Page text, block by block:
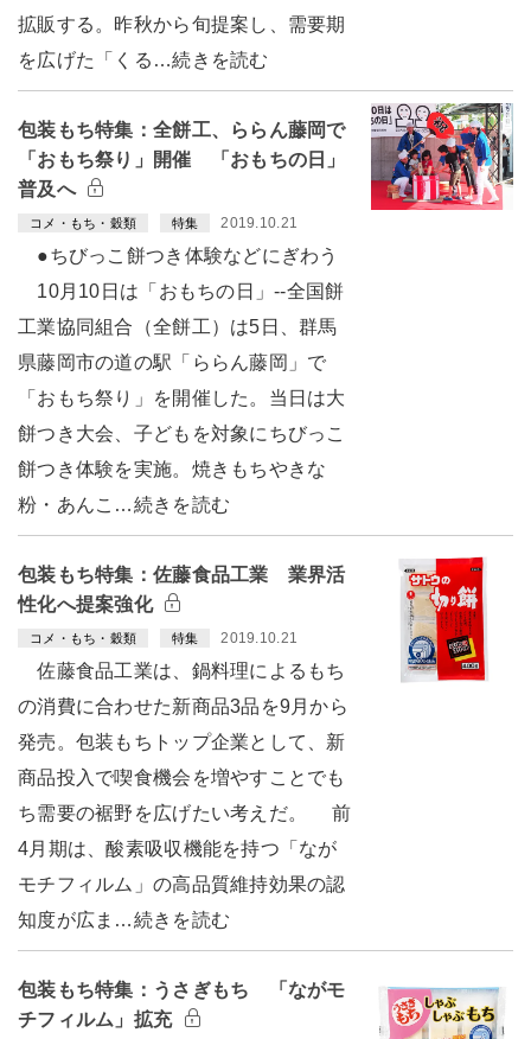
拡販する。昨秋から旬提案し、需要期
を広げた「くる…続きを読む
包装もち特集：全餅工、ららん藤岡で
「おもち祭り」開催 「おもちの日」
普及へ
コメ・もち・穀類 特集 2019.10.21
●ちびっこ餅つき体験などにぎわう
10月10日は「おもちの日」--全国餅
工業協同組合（全餅工）は5日、群馬
県藤岡市の道の駅「ららん藤岡」で
「おもち祭り」を開催した。当日は大
餅つき大会、子どもを対象にちびっこ
餅つき体験を実施。焼きもちやきな
粉・あんこ…続きを読む
包装もち特集：佐藤食品工業 業界活
性化へ提案強化
コメ・もち・穀類 特集 2019.10.21
佐藤食品工業は、鍋料理によるもち
の消費に合わせた新商品3品を9月から
発売。包装もちトップ企業として、新
商品投入で喫食機会を増やすことでも
ち需要の裾野を広げたい考えだ。 前
4月期は、酸素吸収機能を持つ「なが
モチフィルム」の高品質維持効果の認
知度が広ま…続きを読む
包装もち特集：うさぎもち 「ながモ
チフィルム」拡充